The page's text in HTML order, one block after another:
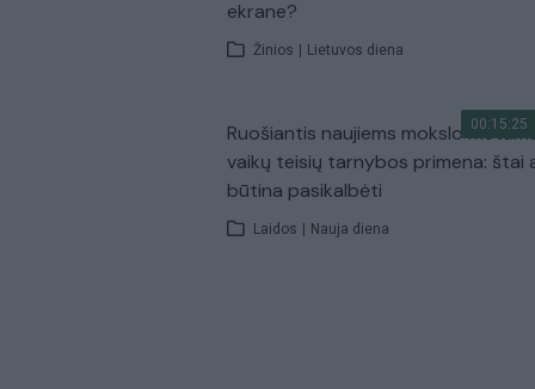
ekrane?
Žinios | Lietuvos diena
00:15:25
Ruošiantis naujiems mokslo
vaikų teisių tarnybos primena: štai
būtina pasikalbėti
Laidos | Nauja diena